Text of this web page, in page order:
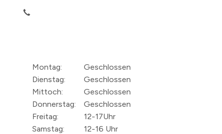
Montag:
Geschlossen
Dienstag:
Geschlossen
Mittoch:
Geschlossen
Donnerstag:
Geschlossen
Freitag:
12-17Uhr
Samstag:
12-16 Uhr